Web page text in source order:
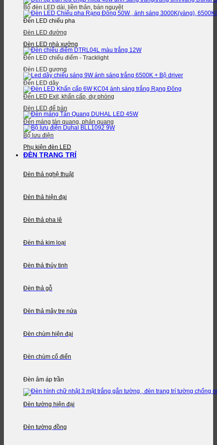
Bộ đèn LED dài, liền thân, bán nguyệt
Đèn LED chiếu pha
Đèn LED đường
Đèn LED nhà xưởng
Đèn LED chiếu điểm - Tracklight
Đèn LED gương
Đèn LED dây
Đèn LED Exit, khẩn cấp, dự phòng
Đèn LED để bàn
Đèn máng tán quang, phản quang
Bộ lưu điện
Phụ kiện đèn LED
ĐÈN TRANG TRÍ
Đèn thả nghệ thuật
Đèn thả hiện đại
Đèn thả pha lê
Đèn thả kim loại
Đèn thả thủy tinh
Đèn thả gỗ
Đèn thả mây tre nứa
Đèn chùm hiện đại
Đèn chùm cổ điển
Đèn âm áp trần
Đèn tường hiện đại
Đèn tường đồng